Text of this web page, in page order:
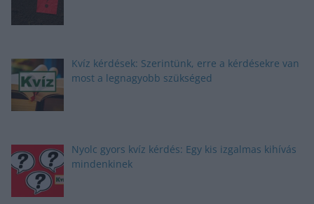
Kvíz kérdések: Szerintünk, erre a kérdésekre van
most a legnagyobb szükséged
Nyolc gyors kvíz kérdés: Egy kis izgalmas kihívás
mindenkinek